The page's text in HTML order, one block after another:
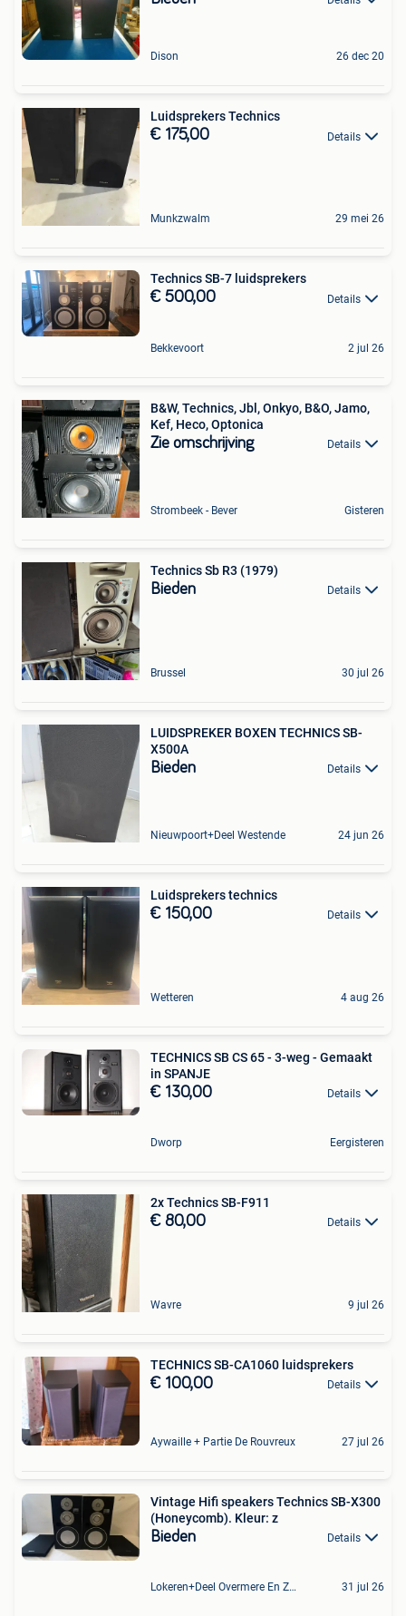
Dison 26 dec 20
Luidsprekers Technics
€ 175,00 Details
Munkzwalm 29 mei 26
Technics SB-7 luidsprekers
€ 500,00 Details
Bekkevoort 2 jul 26
B&W, Technics, Jbl, Onkyo, B&O, Jamo,
Kef, Heco, Optonica
Zie omschrijving Details
Strombeek - Bever Gisteren
Technics Sb R3 (1979)
Bieden Details
Brussel 30 jul 26
LUIDSPREKER BOXEN TECHNICS SB-
X500A
Bieden Details
Nieuwpoort+Deel Westende 24 jun 26
Luidsprekers technics
€ 150,00 Details
Wetteren 4 aug 26
TECHNICS SB CS 65 - 3-weg - Gemaakt
in SPANJE
€ 130,00 Details
Dworp Eergisteren
2x Technics SB-F911
€ 80,00 Details
Wavre 9 jul 26
TECHNICS SB-CA1060 luidsprekers
€ 100,00 Details
Aywaille + Partie De Rouvreux 27 jul 26
Vintage Hifi speakers Technics SB-X300
(Honeycomb). Kleur: z
Bieden Details
Lokeren+Deel Overmere En Zele 31 jul 26